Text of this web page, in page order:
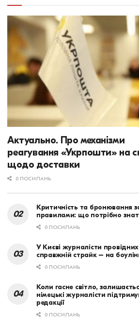
Актуально. Про механізми
реагування «Укрпошти» на
щодо доставки
0 ПОСИЛАНЬ
Критичність та бронювання
правилами: що потрібно
0 ПОСИЛАНЬ
У Києві журналісти
справжній страйк – на
0 ПОСИЛАНЬ
Коли гасне світло,
німецькі журналісти
редакції
0 ПОСИЛАНЬ